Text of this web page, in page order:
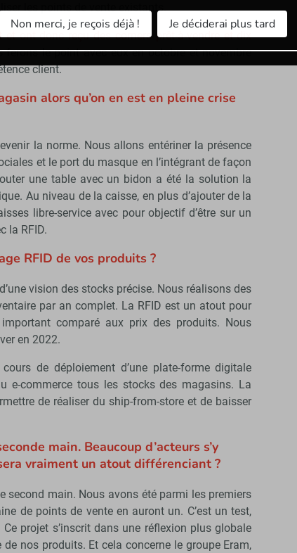
les points de vente existants.
et ont donc reçu des corners prêt-à-vendre et dix
ferons le point avec eux en octobre et novembre
client.
alors qu’on en est en pleine crise
la norme. Nous allons entériner la présence
et le port du masque en l’intégrant de façon
une table avec un bidon a été la solution la
Au niveau de la caisse, en plus d’ajouter de la
libre-service avec pour objectif d’être sur un
la RFID.
RFID de vos produits ?
vision des stocks précise. Nous réalisons des
par an complet. La RFID est un atout pour
comparé aux prix des produits. Nous
en 2022.
de déploiement d’une plate-forme digitale
e-commerce tous les stocks des magasins. La
de réaliser du ship-from-store et de baisser
main. Beaucoup d’acteurs s’y
vraiment un atout différenciant ?
second main. Nous avons été parmi les premiers
de points de vente en auront un. C’est un test,
projet s’inscrit dans une réflexion plus globale
nos produits. Et cela concerne le groupe Eram,
Non merci, je reçois déjà ! Je déciderai plus tard